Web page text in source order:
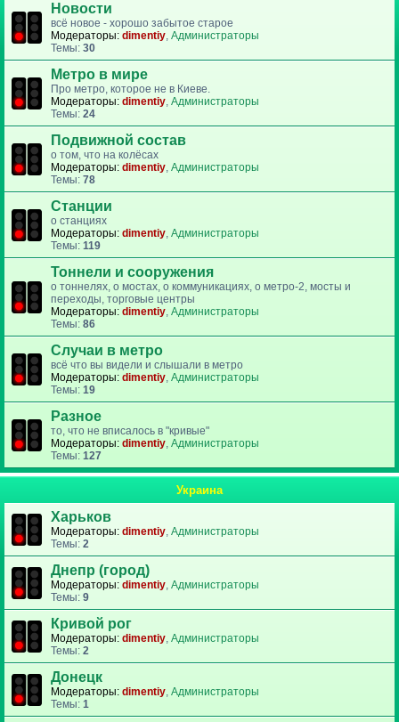
Новости
всё новое - хорошо забытое старое
Модераторы: dimentiy, Администраторы
Темы: 30
Метро в мире
Про метро, которое не в Киеве.
Модераторы: dimentiy, Администраторы
Темы: 24
Подвижной состав
о том, что на колёсах
Модераторы: dimentiy, Администраторы
Темы: 78
Станции
о станциях
Модераторы: dimentiy, Администраторы
Темы: 119
Тоннели и сооружения
о тоннелях, о мостах, о коммуникациях, о метро-2, мосты и
переходы, торговые центры
Модераторы: dimentiy, Администраторы
Темы: 86
Случаи в метро
всё что вы видели и слышали в метро
Модераторы: dimentiy, Администраторы
Темы: 19
Разное
то, что не вписалось в "кривые"
Модераторы: dimentiy, Администраторы
Темы: 127
Украина
Харьков
Модераторы: dimentiy, Администраторы
Темы: 2
Днепр (город)
Модераторы: dimentiy, Администраторы
Темы: 9
Кривой рог
Модераторы: dimentiy, Администраторы
Темы: 2
Донецк
Модераторы: dimentiy, Администраторы
Темы: 1